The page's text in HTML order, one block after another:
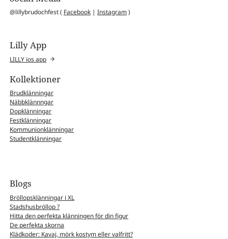
@lillybrudochfest ( Facebook |Instagram)
Lilly App
LILLY ios app
Kollektioner
Brudklänningar
Näbbklännngar
Dopklänningar
Festklänningar
Kommunionklänningar
Studentklänningar
Blogs
Bröllopsklänningar i XL
Stadshusbröllop ?
Hitta den perfekta klänningen för din figur
De perfekta skorna
Klädkoder: Kavaj, mörk kostym eller valfritt?